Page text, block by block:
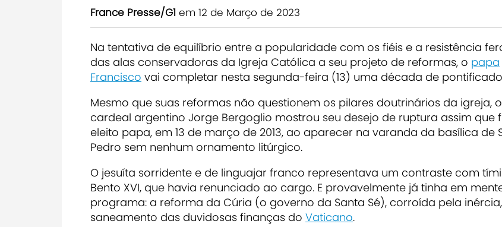
France Presse/G1 em 12 de Março de 2023
Na tentativa de equilíbrio entre a popularidade com os fiéis e a resistência
das alas conservadoras da Igreja Católica a seu projeto de reformas, o papa
Francisco vai completar nesta segunda-feira (13) uma década de
Mesmo que suas reformas não questionem os pilares doutrinários da igreja, o
cardeal argentino Jorge Bergoglio mostrou seu desejo de ruptura assim que
eleito papa, em 13 de março de 2013, ao aparecer na varanda da basílica de
Pedro sem nenhum ornamento litúrgico.
O jesuíta sorridente e de linguajar franco representava um contraste com
Bento XVI, que havia renunciado ao cargo. E provavelmente já tinha em
programa: a reforma da Cúria (o governo da Santa Sé), corroída pela
saneamento das duvidosas finanças do Vaticano.